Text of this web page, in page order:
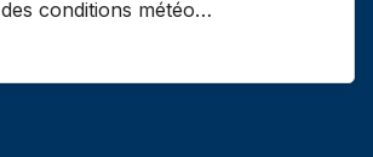
conditions météo…